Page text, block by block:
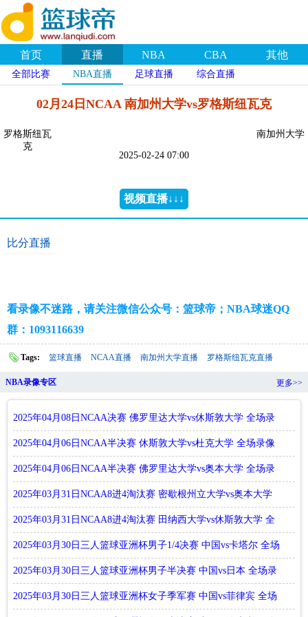
首页 直播 NBA CBA 其他
全部比赛 NBA直播 足球直播 综合直播
02月24日NCAA 南加州大学vs罗格斯纽瓦克
罗格斯纽瓦
克
2025-02-24 07:00
南加州大学
视频直播↓↓↓
比分直播
看录像不迷路，请关注微信公众号：篮球帝；NBA球迷QQ
群：1093116639
Tags: 篮球直播 NCAA直播 南加州大学直播 罗格斯纽瓦克直播
NBA录像专区 更多>>
2025年04月08日NCAA决赛 佛罗里达大学vs休斯敦大学 全场录
像回放
2025年04月06日NCAA半决赛 休斯敦大学vs杜克大学 全场录像
回放
2025年04月06日NCAA半决赛 佛罗里达大学vs奥本大学 全场录
像回放
2025年03月31日NCAA8进4淘汰赛 密歇根州立大学vs奥本大学
全场录
2025年03月31日NCAA8进4淘汰赛 田纳西大学vs休斯敦大学 全
场录像
2025年03月30日三人篮球亚洲杯男子1/4决赛 中国vs卡塔尔 全场
录
2025年03月30日三人篮球亚洲杯男子半决赛 中国vs日本 全场录
像回
2025年03月30日三人篮球亚洲杯女子季军赛 中国vs菲律宾 全场